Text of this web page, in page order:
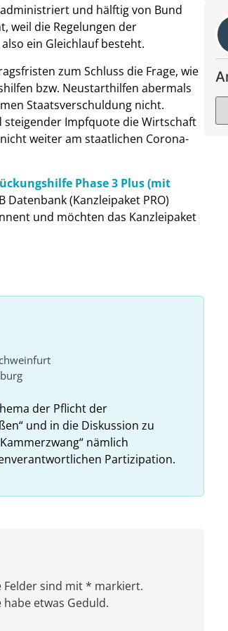
und hälftig von Bund
weil die Regelungen der
ein Gleichlauf besteht.
zum Schluss die Frage, wie
bzw. Neustarthilfen abermals
Staatsverschuldung nicht.
Impfquote die Wirtschaft
weiter am staatlichen Corona-
Phase 3 Plus (mit
Datenbank (Kanzleipaket PRO)
und möchten das Kanzleipaket
der Pflicht der
und in die Diskussion zu
nämlich
Partizipation.
sind mit * markiert.
etwas Geduld.